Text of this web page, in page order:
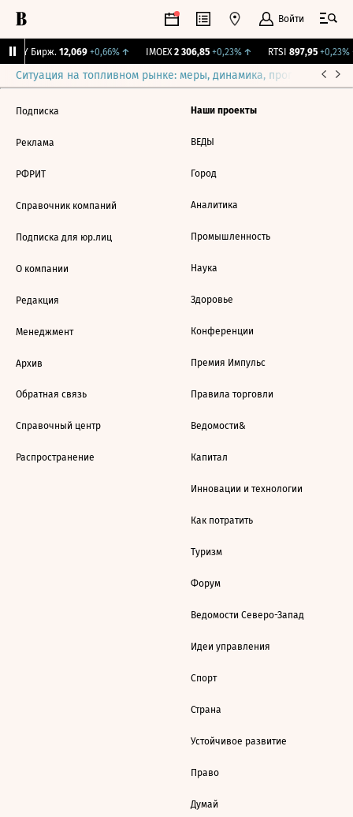
Войти
CNY Бирж. 12,069 +0,66%↑ IMOEX 2 306,85 +0,23%↑ RTSI 897,95 +0,23%
Ситуация на топливном рынке: меры, динамика, прогнозы
Подписка
Реклама
РФРИТ
Справочник компаний
Подписка для юр.лиц
О компании
Редакция
Менеджмент
Архив
Обратная связь
Справочный центр
Распространение
Наши проекты
ВЕДЫ
Город
Аналитика
Промышленность
Наука
Здоровье
Конференции
Премия Импульс
Правила торговли
Ведомости&
Капитал
Инновации и технологии
Как потратить
Туризм
Форум
Ведомости Северо-Запад
Идеи управления
Спорт
Страна
Устойчивое развитие
Право
Думай